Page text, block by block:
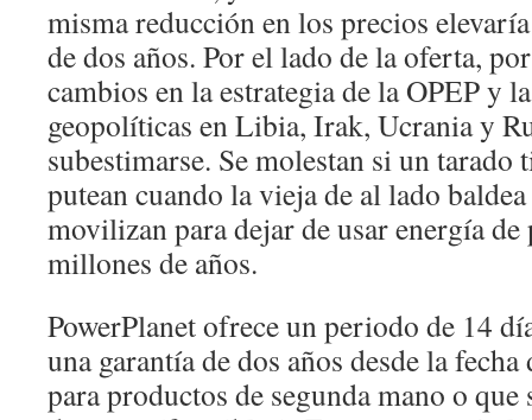
misma reducción en los precios
de dos años. Por el lado de la oferta,
cambios en la estrategia de la OPEP y
geopolíticas en Libia, Irak, Ucrania y
subestimarse. Se molestan si un tarado
putean cuando la vieja de al lado
movilizan para dejar de usar energía
millones de años.
PowerPlanet ofrece un periodo de 14
una garantía de dos años desde la
para productos de segunda mano o que